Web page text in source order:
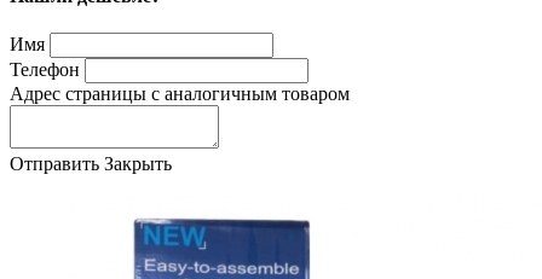
Имя
Телефон
Адрес страницы с аналогичным товаром
Отправить Закрыть